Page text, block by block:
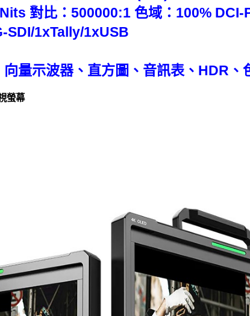
對比：500000:1 色域：100% DCI-
SDI/1xTally/1xUSB
量示波器、直方圖、音訊表、HDR、
螢幕